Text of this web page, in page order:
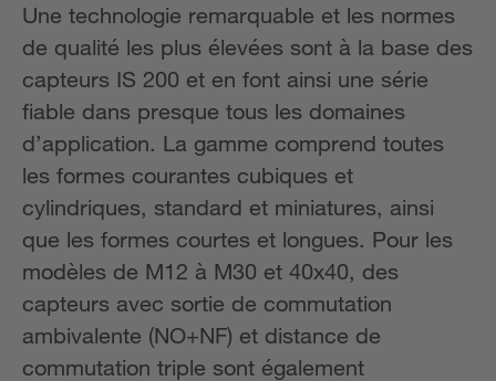
Une technologie remarquable et les normes
de qualité les plus élevées sont à la base des
capteurs IS 200 et en font ainsi une série
fiable dans presque tous les domaines
d’application. La gamme comprend toutes
les formes courantes cubiques et
cylindriques, standard et miniatures, ainsi
que les formes courtes et longues. Pour les
modèles de M12 à M30 et 40x40, des
capteurs avec sortie de commutation
ambivalente (NO+NF) et distance de
commutation triple sont également